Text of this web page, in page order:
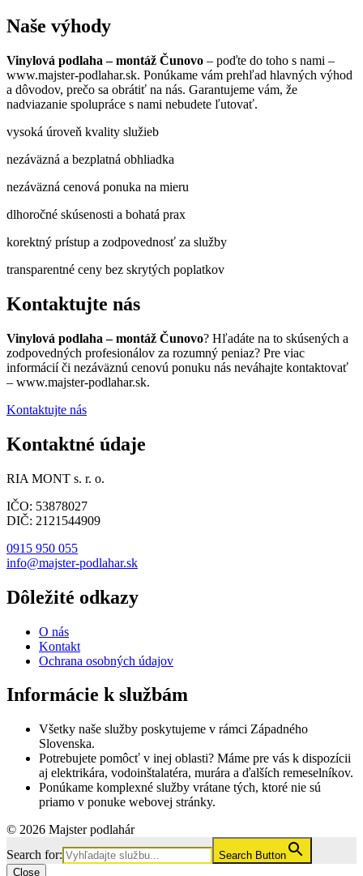
Naše výhody
Vinylová podlaha – montáž Čunovo – poďte do toho s nami –
www.majster-podlahar.sk. Ponúkame vám prehľad hlavných výhod
a dôvodov, prečo sa obrátiť na nás. Garantujeme vám, že
nadviazanie spolupráce s nami nebudete ľutovať.
vysoká úroveň kvality služieb
nezáväzná a bezplatná obhliadka
nezáväzná cenová ponuka na mieru
dlhoročné skúsenosti a bohatá prax
korektný prístup a zodpovednosť za služby
transparentné ceny bez skrytých poplatkov
Kontaktujte nás
Vinylová podlaha – montáž Čunovo? Hľadáte na to skúsených a
zodpovedných profesionálov za rozumný peniaz? Pre viac
informácií či nezáväznú cenovú ponuku nás neváhajte kontaktovať
– www.majster-podlahar.sk.
Kontaktujte nás
Kontaktné údaje
RIA MONT s. r. o.
IČO: 53878027
DIČ: 2121544909
0915 950 055
info@majster-podlahar.sk
Dôležité odkazy
O nás
Kontakt
Ochrana osobných údajov
Informácie k službám
Všetky naše služby poskytujeme v rámci Západného
Slovenska.
Potrebujete pomôcť v inej oblasti? Máme pre vás k dispozícii
aj elektrikára, vodoinštalatéra, murára a ďalších remeselníkov.
Ponúkame komplexné služby vrátane tých, ktoré nie sú
priamo v ponuke webovej stránky.
© 2026 Majster podlahár
Search for:
Search Button
Close